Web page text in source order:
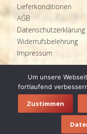
Lieferkonditionen
AGB
Datenschutzerklärung
Widerrufsbelehrung
Impressum
© 2016 vino e letto |
Um unsere
fortlaufend
Zustimmen